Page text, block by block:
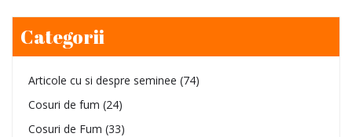
Categorii
Articole cu si despre seminee (74)
Cosuri de fum (24)
Cosuri de Fum (33)